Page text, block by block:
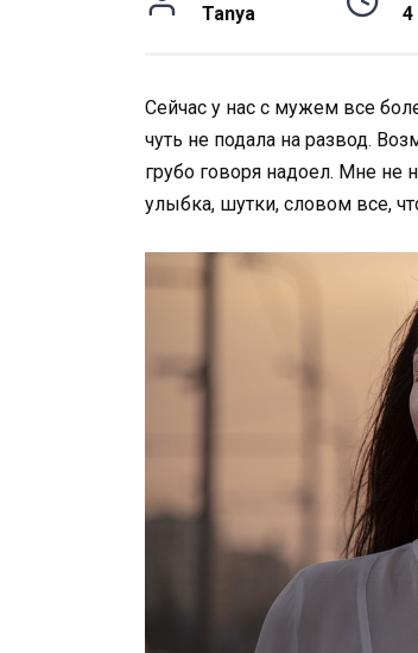
Tanya 4
Сейчас у нас с мужем все
чуть не подала на развод.
грубо говоря надоел. Мне не
улыбка, шутки, словом все,